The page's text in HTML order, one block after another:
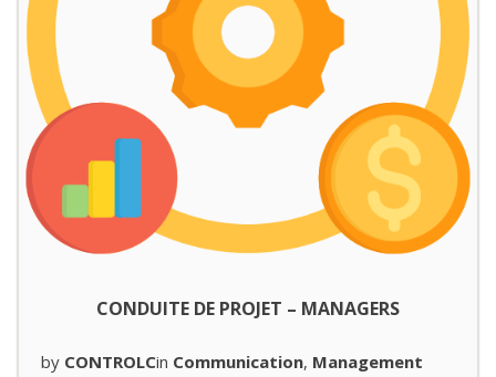
CONDUITE DE PROJET – MANAGERS
by CONTROLCin Communication, Management